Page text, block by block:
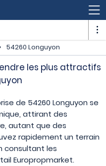
54260 Longuyon
les plus attractifs
de 54260 Longuyon se
attirant des
autant que des
rapidement un terrain
consultant les
Europropmarket.